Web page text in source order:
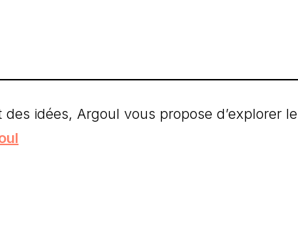
idées, Argoul vous propose d’explorer le